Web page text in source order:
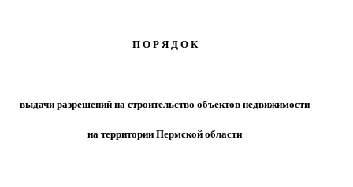
П О Р Я Д О К
выдачи разрешений на строительство объектов недвижимости
на территории Пермской области